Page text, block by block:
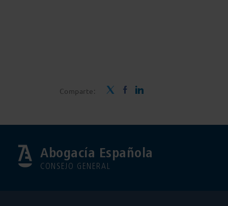
Comparte:
Abogacía Española
CONSEJO GENERAL